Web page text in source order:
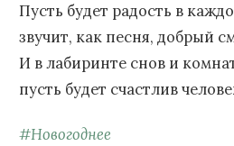
Пусть будет радость в
звучит, как песня, добрый
И в лабиринте снов и
пусть будет счастлив
#Новогоднее